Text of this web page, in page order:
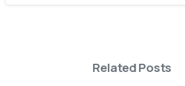
Related Posts